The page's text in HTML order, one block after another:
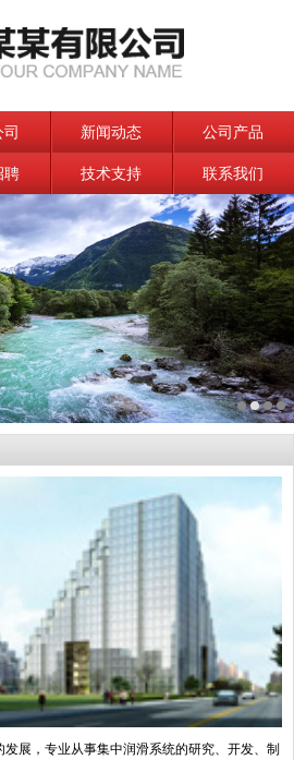
新闻动态 公司产品
聘 技术支持 联系我们
，专业从事集中润滑系统的研究、开发、制